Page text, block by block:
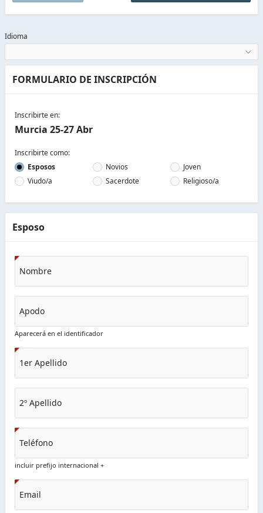
Idioma
FORMULARIO DE INSCRIPCIÓN
Inscribirte en:
Murcia 25-27 Abr
Inscribirte como:
Esposos
Novios
Joven
Viudo/a
Sacerdote Religioso/a
Esposo
Nombre
Apodo
Aparecerá en el identificador
1er Apellido
2º Apellido
Teléfono
incluir prefijo internacional +
Email